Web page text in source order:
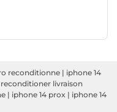
reconditionne | iphone 14
livraison
| iphone 14 prox | iphone 14